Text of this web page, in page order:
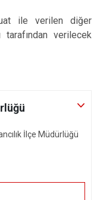
ile verilen diğer
verilecek
İlçe Müdürlüğü